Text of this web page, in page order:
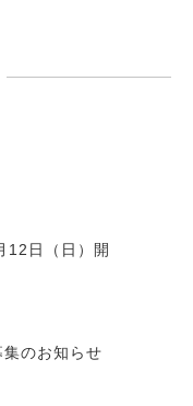
12日（日）開
のお知らせ